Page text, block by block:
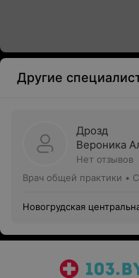
Другие
Дрозд
Вероника
Нет отзывов
Врач общей практики •
Новогрудская